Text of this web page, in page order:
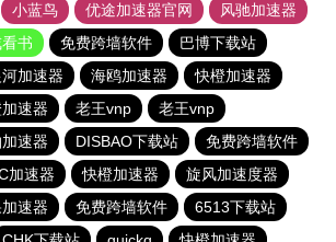
小蓝鸟 优途加速器官网
风驰加速器
书 免费跨墙软件
巴博下载站
加速器 海鸥加速器
快橙加速器
速器 老王vnp
老王vnp
速器 DISBAO下载站
免费跨墙软件
加速器 快橙加速器
旋风加速度器
速器 免费跨墙软件
6513下载站